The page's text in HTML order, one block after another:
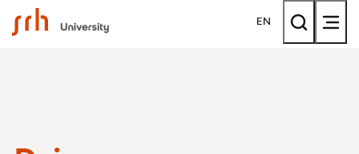
SRH University EN